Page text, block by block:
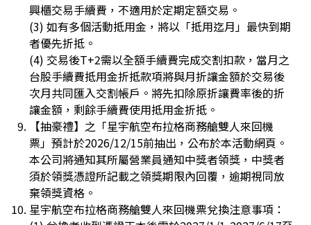
興櫃交易手續費，不適用於定期定額交易。
(3) 如有多個活動抵用金，將以「抵用迄月」最快到期
者優先折抵。
(4) 交易後T+2需以全額手續費完成交割扣款，當月之
台股手續費抵用金折抵款項將與月折讓金額於交易後
次月共同匯入交割帳戶。將先扣除原折讓費率後的折
讓金額，剩餘手續費使用抵用金折抵。
【抽豪禮】之「星宇航空布拉格商務艙雙人來回機
票」預計於2026/12/15前抽出，公布於本活動網頁。
本公司將通知其所屬營業員通知中獎者領獎，中獎者
須於領獎憑證所記載之領獎期限內回覆，逾期視同放
棄領獎資格。
星宇航空布拉格商務艙雙人來回機票兌換注意事項：